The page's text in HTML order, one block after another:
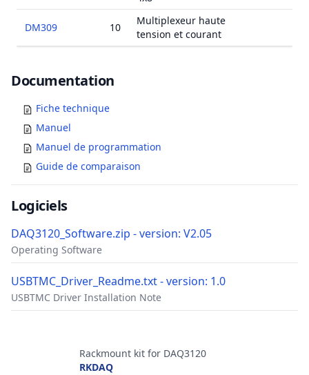
DM309 10
Multiplexeur haute
tension et courant
Documents
Documentation
Fiche technique
Manuel
Manuel de programmation
Guide de comparaison
Logiciels
DAQ3120_Software.zip - version: V2.05
Operating Software
USBTMC_Driver_Readme.txt - version: 1.0
USBTMC Driver Installation Note
Rackmount kit for DAQ3120
RKDAQ